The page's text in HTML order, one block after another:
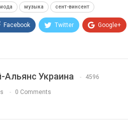
музыка сент-винсент
Facebook Twitter Google+
Альянс Украина 4596
0 Comments